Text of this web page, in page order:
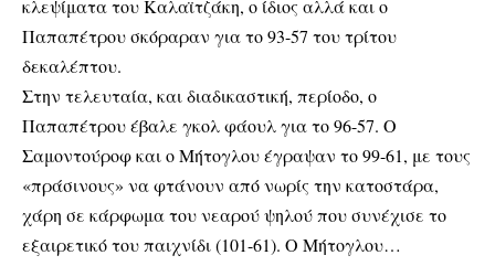
κλεψίματα του Καλαϊτζάκη, ο ίδιος αλλά και ο
Παπαπέτρου σκόραραν για το 93-57 του τρίτου
δεκαλέπτου.
Στην τελευταία, και διαδικαστική, περίοδο, ο
Παπαπέτρου έβαλε γκολ φάουλ για το 96-57. Ο
Σαμοντούροφ και ο Μήτογλου έγραψαν το 99-61, με τους
«πράσινους» να φτάνουν από νωρίς την κατοστάρα,
χάρη σε κάρφωμα του νεαρού ψηλού που συνέχισε το
εξαιρετικό του παιχνίδι (101-61). Ο Μήτογλου…